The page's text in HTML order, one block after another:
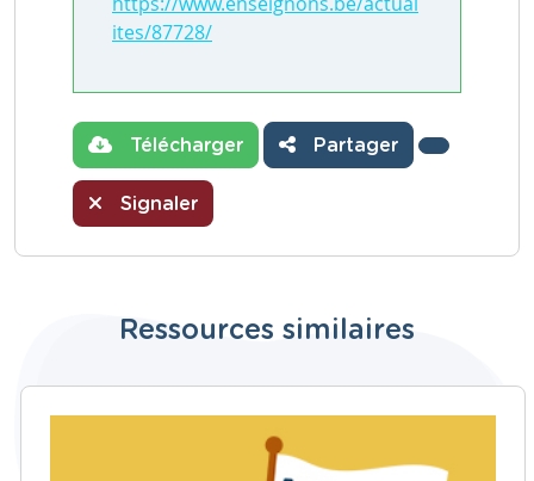
ites/87728/
Télécharger Partager
Signaler
Ressources similaires